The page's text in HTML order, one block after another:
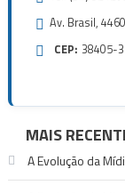
Av. Brasil,
CEP: 38405-
MAIS
A Evolução da